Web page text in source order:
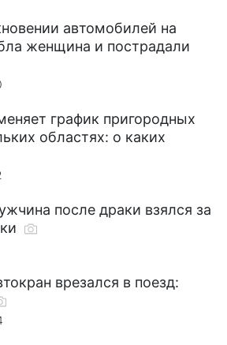
автомобилей на
женщина и пострадали
график пригородных
областях: о каких
после драки взялся за
врезался в поезд: